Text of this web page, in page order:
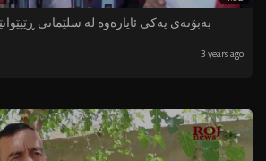
بەبۆنەی یەكی ئایارەوە لە سلێمانی
3 years ago